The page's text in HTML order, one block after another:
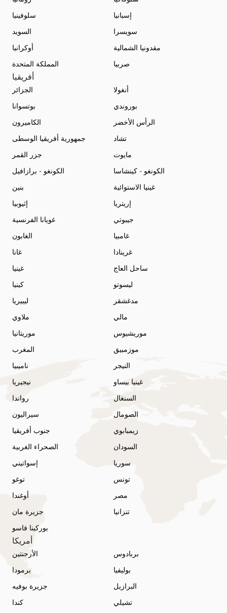
سلوفينيا
إسبانيا
السويد
سويسرا
أوكرانيا
مقدونيا الشمالية
المملكة المتحدة
صربيا
أفريقيا
الجزائر
أنغولا
بوتسوانا
بوروندي
الكاميرون
الرأس الأخضر
جمهورية أفريقيا الوسطى
تشاد
جزر القمر
مايوت
الكونغو - برازافيل
الكونغو - كينشاسا
بنين
غينيا الاستوائية
إثيوبيا
إريتريا
غويانا الفرنسية
جيبوتي
الغابون
غامبيا
غانا
غرينادا
غينيا
ساحل العاج
كينيا
ليسوتو
ليبيريا
مدغشقر
ملاوي
مالي
موريتانيا
موريشيوس
المغرب
موزمبيق
ناميبيا
النيجر
نيجيريا
غينيا بيساو
رواندا
السنغال
سيراليون
الصومال
جنوب أفريقيا
زيمبابوي
الصحراء الغربية
السودان
إسواتيني
سوريا
توغو
تونس
أوغندا
مصر
جزيرة مان
تنزانيا
بوركينا فاسو
أمريكا
الأرجنتين
بربادوس
برمودا
بوليفيا
جزيرة بوفيه
البرازيل
كندا
تشيلي